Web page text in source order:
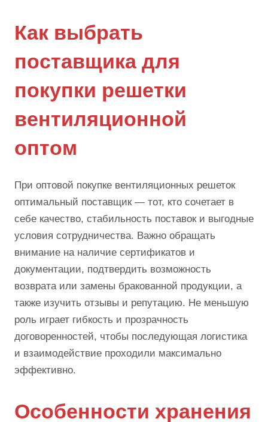
Как выбрать
поставщика для
покупки решетки
вентиляционной
оптом
При оптовой покупке вентиляционных решеток
оптимальный поставщик — тот, кто сочетает в
себе качество, стабильность поставок и выгодные
условия сотрудничества. Важно обращать
внимание на наличие сертификатов и
документации, подтвердить возможность
возврата или замены бракованной продукции, а
также изучить отзывы и репутацию. Не меньшую
роль играет гибкость и прозрачность
договоренностей, чтобы последующая логистика
и взаимодействие проходили максимально
эффективно.
Особенности хранения